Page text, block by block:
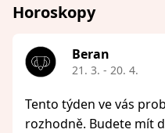
Horoskopy
Beran
21. 3. - 20. 4.
Tento týden ve vás
rozhodně. Budete mít